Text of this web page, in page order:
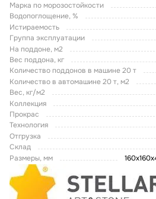
Марка по морозостойкости
Водопоглощение, %
Истираемость
Группа эксплуатации
На поддоне, м2
Вес поддона, кг
Количество поддонов в машине 20 т
Количество в автомашине 20 т, м2
Вес, кг/м2
Коллекция
Прокрас
Технология
Отгрузка
Склад
Размеры, мм